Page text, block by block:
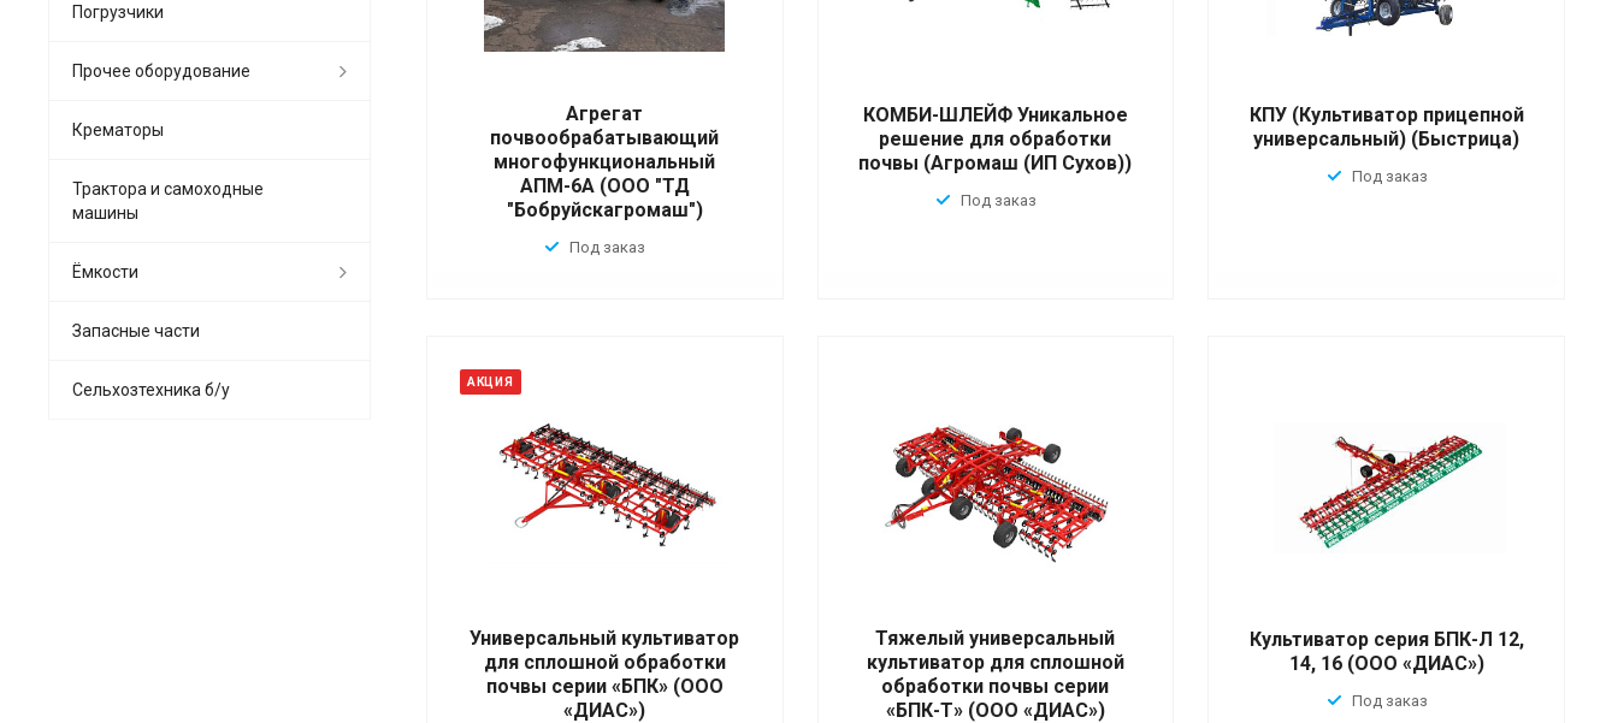
Агрегат
почвообрабатывающий
многофункциональный
АПМ-6А (ООО "ТД
"Бобруйскагромаш")
Под заказ
КОМБИ-ШЛЕЙФ Уникальное
решение для обработки
почвы (Агромаш (ИП Сухов))
Под заказ
КПУ (Культиватор прицепной
универсальный) (Быстрица)
Под заказ
АКЦИЯ
Универсальный культиватор
для сплошной обработки
почвы серии «БПК» (ООО
«ДИАС»)
Тяжелый универсальный
культиватор для сплошной
обработки почвы серии
«БПК-Т» (ООО «ДИАС»)
Культиватор серия БПК-Л 12,
14, 16 (ООО «ДИАС»)
Под заказ
Погрузчики
Прочее оборудование
Крематоры
Трактора и самоходные
машины
Ёмкости
Запасные части
Сельхозтехника б/у